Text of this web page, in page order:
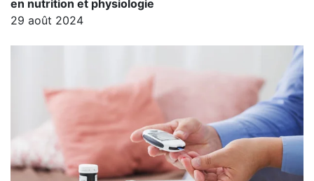
en nutrition et physiologie
29 août 2024